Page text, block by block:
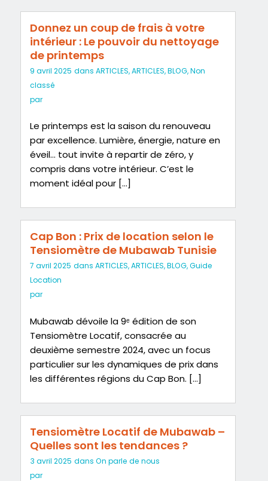
Donnez un coup de frais à votre
intérieur : Le pouvoir du nettoyage
de printemps
9 avril 2025 dans ARTICLES,ARTICLES,BLOG,Non
classé
par
Le printemps est la saison du renouveau
par excellence. Lumière, énergie, nature en
éveil… tout invite à repartir de zéro, y
compris dans votre intérieur. C’est le
moment idéal pour […]
Cap Bon : Prix de location selon le
Tensiomètre de Mubawab Tunisie
7 avril 2025 dans ARTICLES,ARTICLES,BLOG,Guide
Location
par
Mubawab dévoile la 9ᵉ édition de son
Tensiomètre Locatif, consacrée au
deuxième semestre 2024, avec un focus
particulier sur les dynamiques de prix dans
les différentes régions du Cap Bon. […]
Tensiomètre Locatif de Mubawab –
Quelles sont les tendances ?
3 avril 2025 dans On parle de nous
par